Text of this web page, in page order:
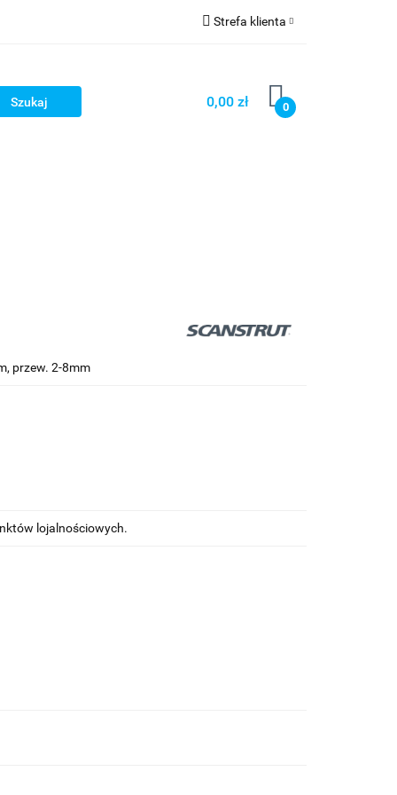
Strefa klienta
Zarejestruj się
Dodaj zgłoszenie
0,00 zł 0
przew. 2-8mm
lojalnościowych.